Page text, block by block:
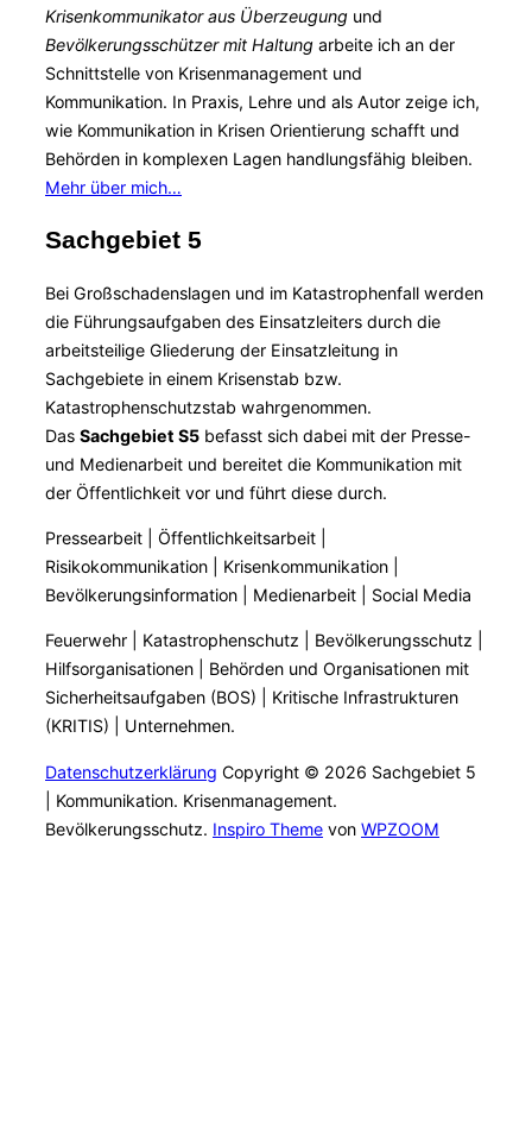
Krisenkommunikator aus Überzeugung und
Bevölkerungsschützer mit Haltung arbeite ich an der
Schnittstelle von Krisenmanagement und
Kommunikation. In Praxis, Lehre und als Autor zeige ich,
wie Kommunikation in Krisen Orientierung schafft und
Behörden in komplexen Lagen handlungsfähig bleiben.
Mehr über mich…
Sachgebiet 5
Bei Großschadenslagen und im Katastrophenfall werden
die Führungsaufgaben des Einsatzleiters durch die
arbeitsteilige Gliederung der Einsatzleitung in
Sachgebiete in einem Krisenstab bzw.
Katastrophenschutzstab wahrgenommen.
Das Sachgebiet S5 befasst sich dabei mit der Presse-
und Medienarbeit und bereitet die Kommunikation mit
der Öffentlichkeit vor und führt diese durch.
Pressearbeit | Öffentlichkeitsarbeit |
Risikokommunikation | Krisenkommunikation |
Bevölkerungsinformation | Medienarbeit | Social Media
Feuerwehr | Katastrophenschutz | Bevölkerungsschutz |
Hilfsorganisationen | Behörden und Organisationen mit
Sicherheitsaufgaben (BOS) | Kritische Infrastrukturen
(KRITIS) | Unternehmen.
Datenschutzerklärung Copyright © 2026 Sachgebiet 5
| Kommunikation. Krisenmanagement.
Bevölkerungsschutz. Inspiro Theme von WPZOOM